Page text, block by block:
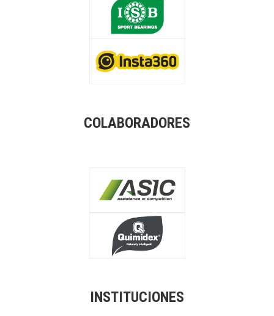
COLABORADORES
INSTITUCIONES